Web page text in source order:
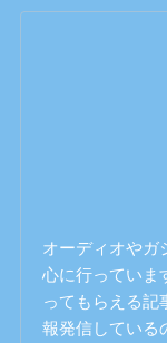
オーディオやガ
心に行っていま
ってもらえる記
報発信している